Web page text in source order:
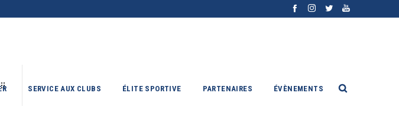
SERVICE AUX CLUBS ÉLITE SPORTIVE PARTENAIRES ÉVÈNEMENTS